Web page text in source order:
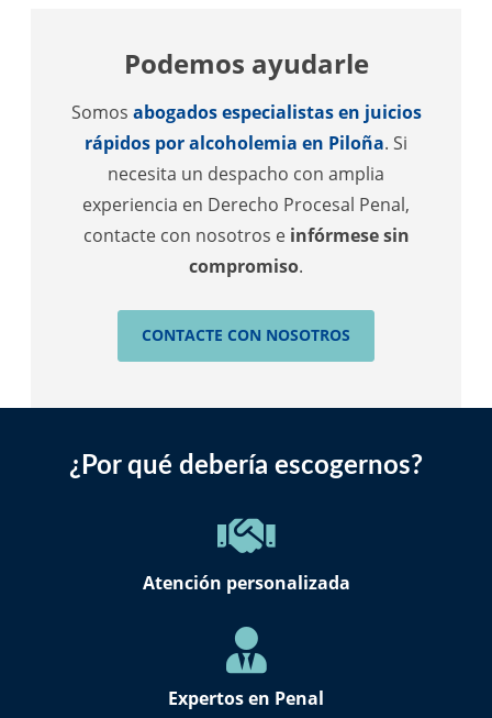
Podemos ayudarle
Somos abogados especialistas en juicios
rápidos por alcoholemia en Piloña. Si
necesita un despacho con amplia
experiencia en Derecho Procesal Penal,
contacte con nosotros e infórmese sin
compromiso.
CONTACTE CON NOSOTROS
¿Por qué debería escogernos?
Atención personalizada
Expertos en Penal